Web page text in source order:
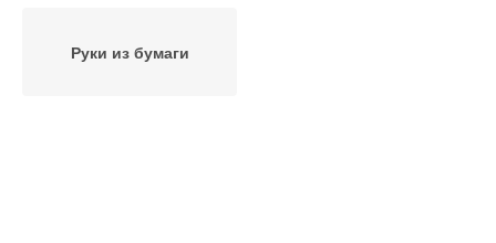
Руки из бумаги